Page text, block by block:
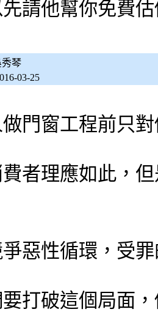
請他幫你免費
秀琴
03-25
門窗工程前只
者理應如此，
惡性循環，受
打破這個局面